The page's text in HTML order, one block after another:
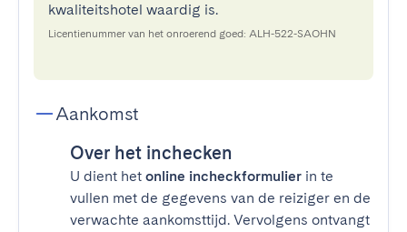
kwaliteitshotel waardig is.
Licentienummer van het onroerend goed: ALH-522-SAOHN
Aankomst
Over het inchecken
U dient het online incheckformulier in te
vullen met de gegevens van de reiziger en de
verwachte aankomsttijd. Vervolgens ontvangt